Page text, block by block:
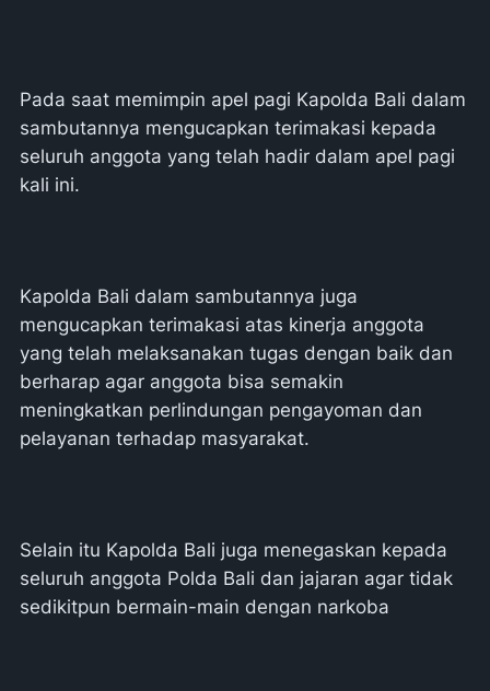
Pada saat memimpin apel pagi Kapolda Bali dalam
sambutannya mengucapkan terimakasi kepada
seluruh anggota yang telah hadir dalam apel pagi
kali ini.
Kapolda Bali dalam sambutannya juga
mengucapkan terimakasi atas kinerja anggota
yang telah melaksanakan tugas dengan baik dan
berharap agar anggota bisa semakin
meningkatkan perlindungan pengayoman dan
pelayanan terhadap masyarakat.
Selain itu Kapolda Bali juga menegaskan kepada
seluruh anggota Polda Bali dan jajaran agar tidak
sedikitpun bermain-main dengan narkoba